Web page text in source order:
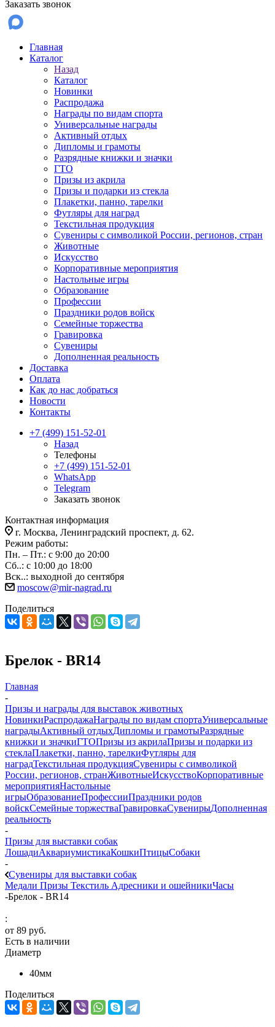
Заказать звонок
Главная
Каталог
Назад
Каталог
Новинки
Распродажа
Награды по видам спорта
Универсальные награды
Активный отдых
Дипломы и грамоты
Разрядные книжки и значки
ГТО
Призы из акрила
Призы и подарки из стекла
Плакетки, панно, тарелки
Футляры для наград
Текстильная продукция
Сувениры с символикой России, регионов, стран
Животные
Искусство
Корпоративные мероприятия
Настольные игры
Образование
Профессии
Праздники родов войск
Семейные торжества
Гравировка
Сувениры
Дополненная реальность
Доставка
Оплата
Как до нас добраться
Новости
Контакты
+7 (499) 151-52-01
Назад
Телефоны
+7 (499) 151-52-01
WhatsApp
Telegram
Заказать звонок
Контактная информация
г. Москва, Ленинградский проспект, д. 62.
Режим работы:
Пн. – Пт.: с 9:00 до 20:00
Сб..: с 10:00 до 18:00
Вск..: выходной до сентября
moscow@mir-nagrad.ru
Поделиться
Брелок - BR14
Главная
-
Призы и награды для выставок животных
НовинкиРаспродажаНаграды по видам спортаУниверсальные
наградыАктивный отдыхДипломы и грамотыРазрядные
книжки и значкиГТОПризы из акрилаПризы и подарки из
стеклаПлакетки, панно, тарелкиФутляры для
наградТекстильная продукцияСувениры с символикой
России, регионов, странЖивотныеИскусствоКорпоративные
мероприятияНастольные
игрыОбразованиеПрофессииПраздники родов
войскСемейные торжестваГравировкаСувенирыДополненная
реальность
-
Призы для выставки собак
ЛошадиАквариумистикаКошкиПтицыСобаки
-
Сувениры для выставки собак
Медали Призы Текстиль Адресники и ошейникиЧасы
-Брелок - BR14
:
от 89 руб.
Есть в наличии
Диаметр
40мм
Поделиться